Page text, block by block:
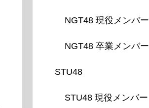
NGT48 現役メンバー
NGT48 卒業メンバー
STU48
STU48 現役メンバー